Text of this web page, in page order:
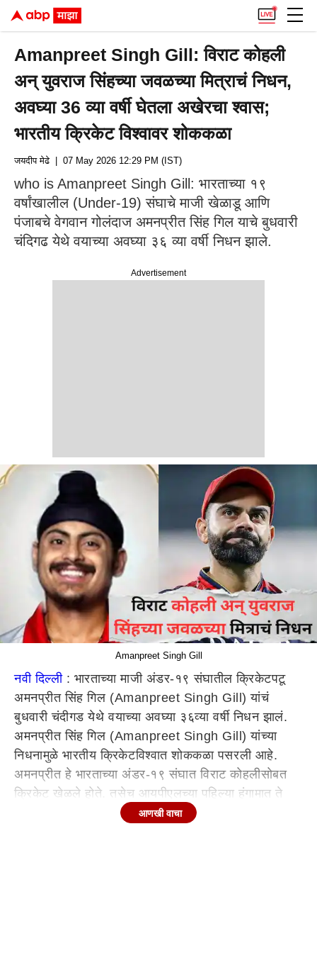
Amanpreet Singh Gill: विराट कोहली
अन् युवराज सिंहच्या जवळच्या मित्राचं निधन,
अवघ्या 36 व्या वर्षी घेतला अखेरचा श्वास;
भारतीय क्रिकेट विश्वावर शोककळा
Advertisement
जयदीप मेढे| 07 May 2026 12:29 PM (IST)
who is Amanpreet Singh Gill: भारताच्या १९
वर्षांखालील (Under-19) संघाचे माजी खेळाडू आणि
पंजाबचे वेगवान गोलंदाज अमनप्रीत सिंह गिल याचे बुधवारी
चंदिगढ येथे वयाच्या अवघ्या ३६ व्या वर्षी निधन झाले.
Amanpreet Singh Gill
नवी दिल्ली: भारताच्या माजी अंडर-१९ संघातील क्रिकेटपटू
अमनप्रीत सिंह गिल (Amanpreet Singh Gill) यांचं
बुधवारी चंदीगड येथे वयाच्या अवघ्या ३६व्या वर्षी निधन झालं.
अमनप्रीत सिंह गिल (Amanpreet Singh Gill) यांच्या
निधनामुळे भारतीय क्रिकेटविश्वात शोककळा पसरली आहे.
अमनप्रीत हे भारताच्या अंडर-१९ संघात विराट कोहलीसोबत
क्रिकेट खेळले होते. तसेच आयपीएलच्या पहिल्या हंगामात ते
किंग्स इलेव्हन पंजाब संघाचाही भाग होते. त्यांच्या निधनावर
आणखी वाचा